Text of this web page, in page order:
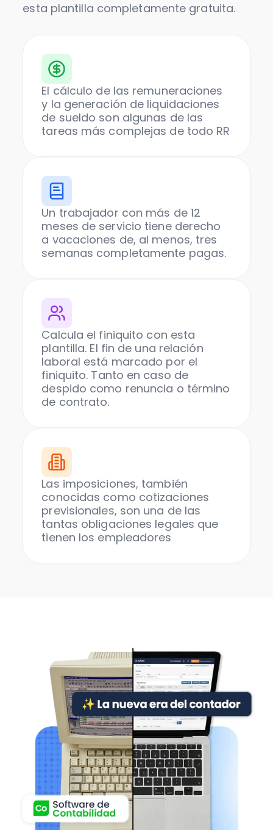
esta plantilla completamente gratuita.
El cálculo de las remuneraciones
y la generación de liquidaciones
de sueldo son algunas de las
tareas más complejas de todo RR
Un trabajador con más de 12
meses de servicio tiene derecho
a vacaciones de, al menos, tres
semanas completamente pagas.
Calcula el finiquito con esta
plantilla. El fin de una relación
laboral está marcado por el
finiquito. Tanto en caso de
despido como renuncia o término
de contrato.
Las imposiciones, también
conocidas como cotizaciones
previsionales, son una de las
tantas obligaciones legales que
tienen los empleadores